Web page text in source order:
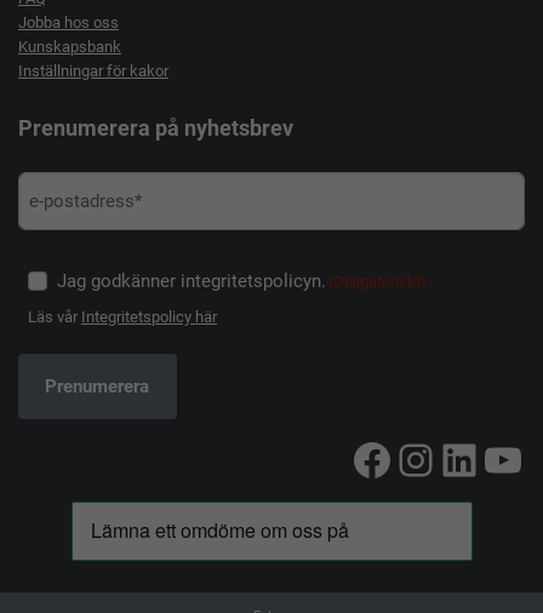
Jobba hos oss
Kunskapsbank
Inställningar för kakor
Prenumerera på nyhetsbrev
Jag godkänner integritetspolicyn. (Obligatoriskt)
Läs vår Integritetspolicy här
Facebook